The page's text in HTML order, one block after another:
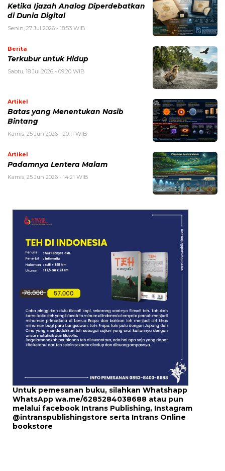
Ketika Ijazah Analog Diperdebatkan
di Dunia Digital
Senin, 27 Jul 2026 - 18:53 WIB
Berita
Terkubur untuk Hidup
Sabtu, 18 Jul 2026 - 09:20 WIB
Artikel
Batas yang Menentukan Nasib
Bintang
Kamis, 25 Jun 2026 - 20:11 WIB
Artikel
Padamnya Lentera Malam
Kamis, 25 Jun 2026 - 14:21 WIB
Untuk pemesanan buku, silahkan Whatshapp
WhatsApp wa.me/6285284038688 atau pun
melalui facebook Intrans Publishing, Instagram
@intranspublishingstore serta Intrans Online
bookstore